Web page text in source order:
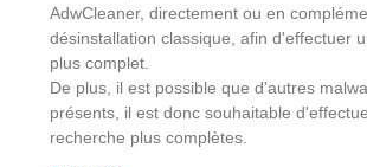
AdwCleaner, directement ou en
désinstallation classique, afin d'effectuer
plus complet.
De plus, il est possible que d'autres
présents, il est donc souhaitable
recherche plus complètes.